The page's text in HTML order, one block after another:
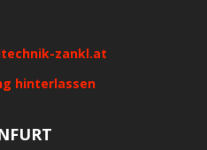
zankl.at
hinterlassen